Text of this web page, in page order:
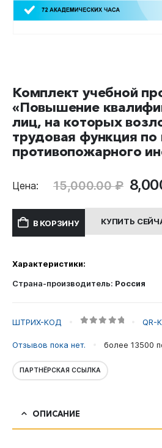
Комплект учебной
«Повышение
лиц, на которых
трудовая функция
противопожарного
Цена: 15,000.00₽
В КОРЗИНУ КУПИТЬ
Характеристики:
Страна-производитель: Россия
ШТРИХ-КОД QR-
Отзывов пока нет. более 13500
ПАРТНЁРСКАЯ ССЫЛКА
ОПИСАНИЕ